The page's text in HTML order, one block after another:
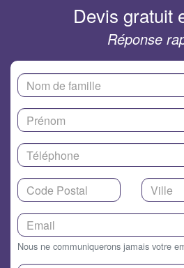
Devis gratuit
Réponse
Nous ne communiquerons jamais votre